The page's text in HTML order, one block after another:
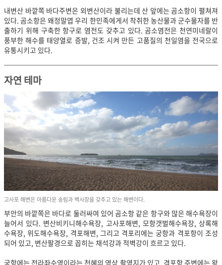
내변산 바깥쪽 바다주변은 외변산이라 불리는데 산 앞에는 곰소항이 펼쳐져
있다. 곰소항은 왜정말엽 우리 한민족에게서 착취한 농산물과 군수물자를 반
출하기 위해 구축한 항구로 염전도 갖추고 있다. 곰소염전은 천연미네랄이
풍부한 해수를 태양열로 증발, 건조 시켜 만든 고품질의 천일염을 전국으로
유통시키고 있다.
자연 테마
고사포 해변은 아름다운 송림과 백사장을 갖추고 있는 해변이다.
부안의 바깥쪽은 바다로 둘러싸여 있어 곰소항 같은 항구와 많은 해수욕장이
늘어서 있다. 변산비키니해수욕장, 고사포해변, 모항갯벌해수욕장, 상록해
수욕장, 위도해수욕장, 격포해변, 그리고 격포리에는 궁항과 격포항이 조성
되어 있고, 변산팔경으로 꼽히는 채석강과 적벽강이 흐르고 있다.
궁항에는 전라좌수영이라는 천혜의 영상 촬영지가 있고, 격포항 주변에는 왕